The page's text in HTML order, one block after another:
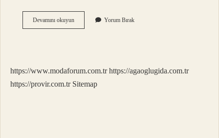
Devamını okuyunAngut
Eti
Yorum Bırak
https://www.modaforum.com.tr https://agaoglugida.com.tr
https://provir.com.tr Sitemap